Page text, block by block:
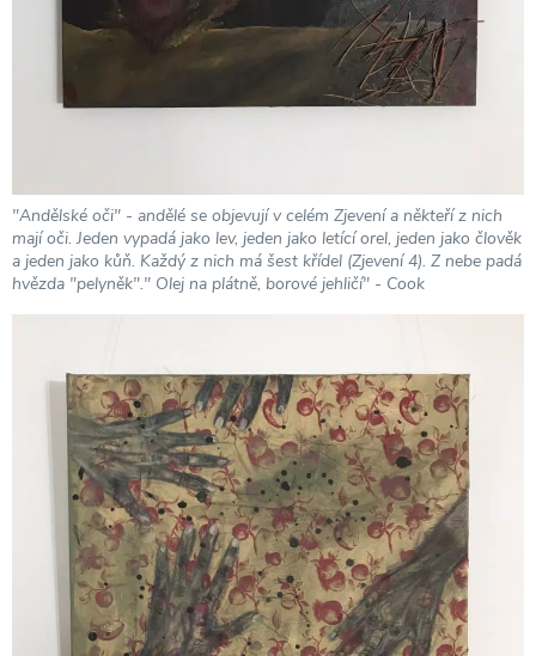
"Andělské oči" - andělé se objevují v celém Zjevení a někteří z nich
mají oči. Jeden vypadá jako lev, jeden jako letící orel, jeden jako člověk
a jeden jako kůň. Každý z nich má šest křídel (Zjevení 4). Z nebe padá
hvězda "pelyněk"." Olej na plátně, borové jehličí" - Cook